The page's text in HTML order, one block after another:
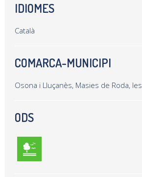
IDIOMES
Català
COMARCA-MUNICIPI
Osona i Lluçanès, Masies de Roda, les
ODS